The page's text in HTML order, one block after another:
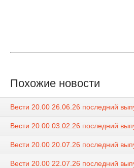
Похожие новости
Вести 20.00 26.06.26 последний
Вести 20.00 03.02.26 последний
Вести 20.00 20.07.26 последний
Вести 20.00 22.07.26 последний